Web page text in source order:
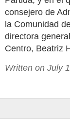
consejero de
la Comunidad
directora
Centro, Beatriz
Written on July